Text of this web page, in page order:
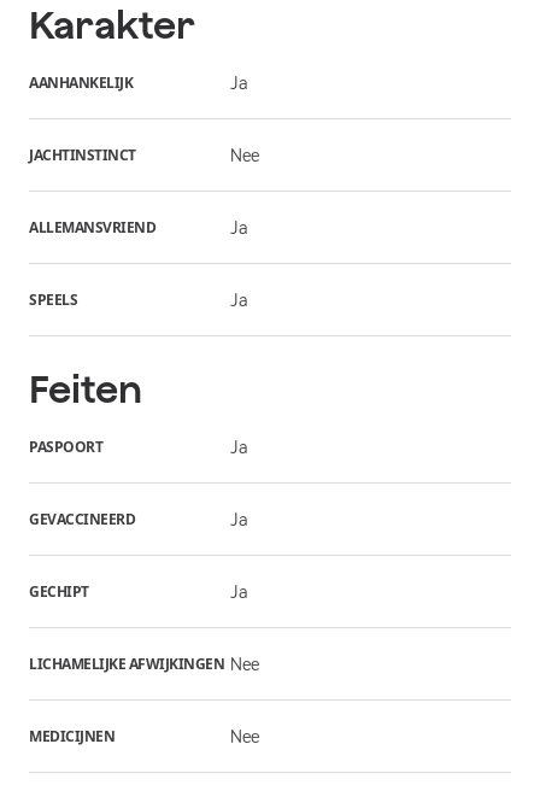
Karakter
AANHANKELIJK Ja
JACHTINSTINCT Nee
ALLEMANSVRIEND Ja
SPEELS Ja
Feiten
PASPOORT Ja
GEVACCINEERD Ja
GECHIPT Ja
LICHAMELIJKE AFWIJKINGEN Nee
MEDICIJNEN Nee